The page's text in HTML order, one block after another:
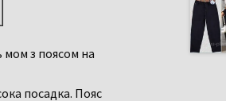
мом з поясом на
посадка. Пояс